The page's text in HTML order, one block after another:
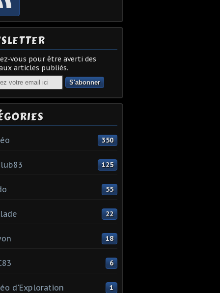
vous pour être averti des
articles publiés.
350
125
55
22
18
6
d'Exploration 1